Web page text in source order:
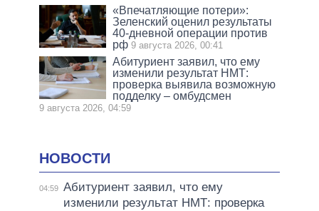
«Впечатляющие потери»:
Зеленский оценил результаты
40-дневной операции против
рф 9 августа 2026, 00:41
Абитуриент заявил, что ему
изменили результат НМТ:
проверка выявила возможную
подделку – омбудсмен
9 августа 2026, 04:59
НОВОСТИ
04:59 Абитуриент заявил, что ему
изменили результат НМТ: проверка